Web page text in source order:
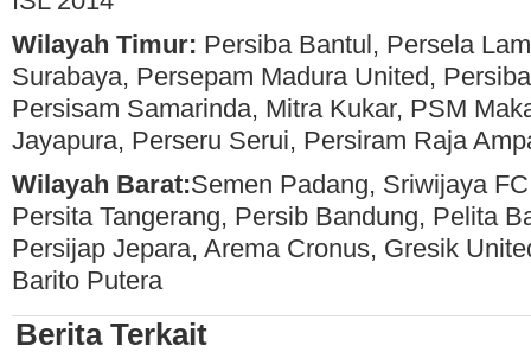
Wilayah Timur: Persiba Bantul, Persela
Surabaya, Persepam Madura United,
Persisam Samarinda, Mitra Kukar, PSM
Jayapura, Perseru Serui, Persiram Raja
Wilayah Barat:Semen Padang, Sriwijaya
Persita Tangerang, Persib Bandung, Pelita
Persijap Jepara, Arema Cronus, Gresik
Barito Putera
Berita Terkait